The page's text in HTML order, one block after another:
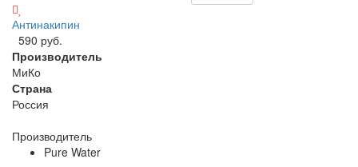
Антинакипин
590 руб.
Производитель
МиКо
Страна
Россия
Производитель
Pure Water